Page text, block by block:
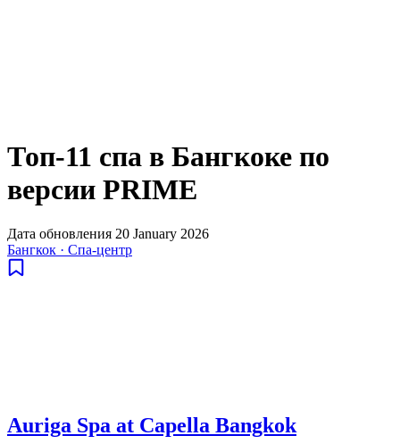
Топ-11 спа в Бангкоке по
версии PRIME
Дата обновления 20 January 2026
Бангкок · Спа-центр
Auriga Spa at Capella Bangkok